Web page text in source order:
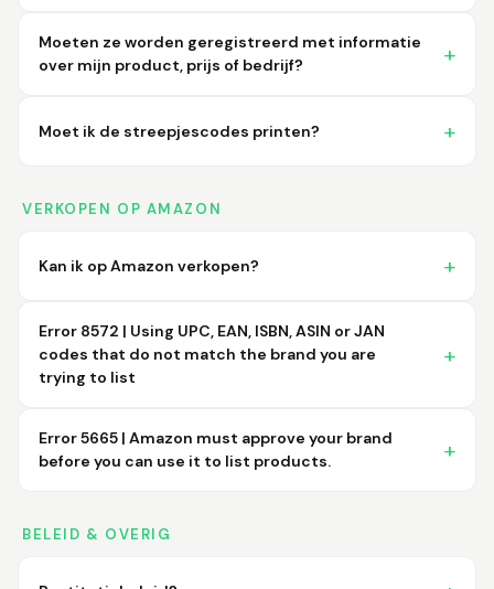
Moeten ze worden geregistreerd met informatie
over mijn product, prijs of bedrijf?
Moet ik de streepjescodes printen?
VERKOPEN OP AMAZON
Kan ik op Amazon verkopen?
Error 8572 | Using UPC, EAN, ISBN, ASIN or JAN
codes that do not match the brand you are
trying to list
Error 5665 | Amazon must approve your brand
before you can use it to list products.
BELEID & OVERIG